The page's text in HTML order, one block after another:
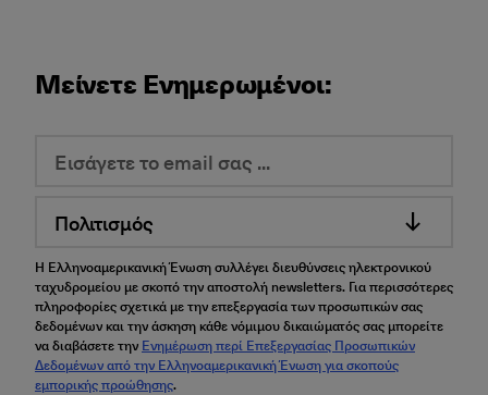
Μείνετε Ενημερωμένοι:
Πολιτισμός
Η Ελληνοαμερικανική Ένωση συλλέγει διευθύνσεις ηλεκτρονικού
ταχυδρομείου με σκοπό την αποστολή newsletters. Για περισσότερες
πληροφορίες σχετικά με την επεξεργασία των προσωπικών σας
δεδομένων και την άσκηση κάθε νόμιμου δικαιώματός σας μπορείτε
να διαβάσετε την Ενημέρωση περί Επεξεργασίας Προσωπικών
Δεδομένων από την Ελληνοαμερικανική Ένωση για σκοπούς
εμπορικής προώθησης.